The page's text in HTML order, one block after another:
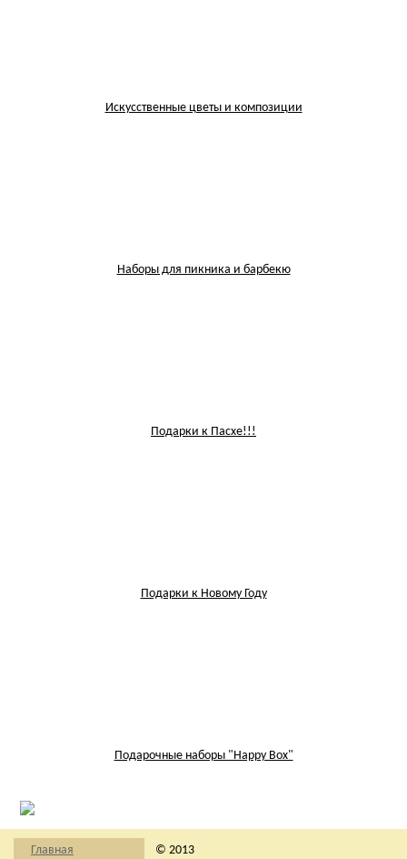
Искусственные цветы и композиции
Наборы для пикника и барбекю
Подарки к Пасхе!!!
Подарки к Новому Году
Подарочные наборы "Happy Box"
Главная
© 2013